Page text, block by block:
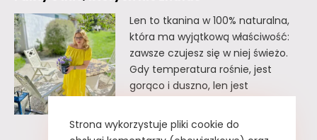
Len to tkanina w 100% naturalna,
która ma wyjątkową właściwość:
zawsze czujesz się w niej świeżo.
Gdy temperatura rośnie, jest
gorąco i duszno, len jest
faktów o lnie, których
prawdopodobnie nie znałaś. Fakty
Strona wykorzystuje pliki cookie do